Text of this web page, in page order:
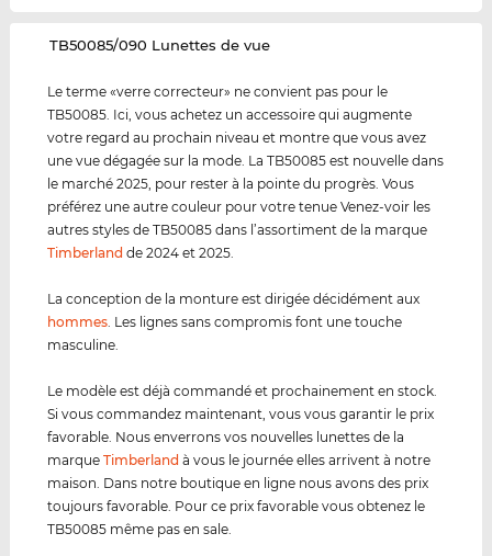
‌TB50085/090 Lunettes de vue
Le terme «verre correcteur» ne convient pas pour le
TB50085. Ici, vous achetez un accessoire qui augmente
votre regard au prochain niveau et montre que vous avez
une vue dégagée sur la mode. La TB50085 est nouvelle dans
le marché 2025, pour rester à la pointe du progrès. Vous
préférez une autre couleur pour votre tenue Venez-voir les
autres styles de TB50085 dans l’assortiment de la marque
Timberland de 2024 et 2025.
La conception de la monture est dirigée décidément aux
hommes . Les lignes sans compromis font une touche
masculine.
Le modèle est déjà commandé et prochainement en stock.
Si vous commandez maintenant, vous vous garantir le prix
favorable. Nous enverrons vos nouvelles lunettes de la
marqueTimberland à vous le journée elles arrivent à notre
maison. Dans notre boutique en ligne nous avons des prix
toujours favorable. Pour ce prix favorable vous obtenez le
TB50085 même pas en sale.